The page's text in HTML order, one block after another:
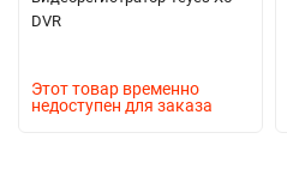
DVR
Этот товар временно
недоступен для заказа